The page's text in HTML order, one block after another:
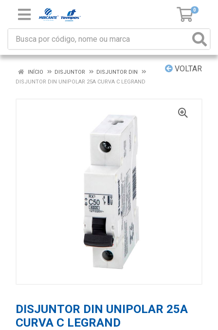
0
VOLTAR
INÍCIO DISJUNTOR
DISJUNTOR DIN
DISJUNTOR DIN UNIPOLAR 25A CURVA C LEGRAND
DISJUNTOR DIN UNIPOLAR 25A
CURVA C LEGRAND